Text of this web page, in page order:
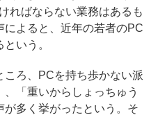
ればならない業務はあるも
よると、近年の若者のPC
いう。
ろ、PCを持ち歩かない派
「重いからしょっちゅう
多く挙がったという。そ